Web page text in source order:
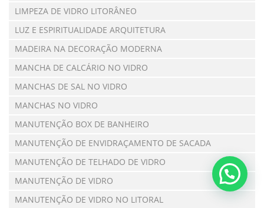
LIMPEZA DE VIDRO LITORÂNEO
LUZ E ESPIRITUALIDADE ARQUITETURA
MADEIRA NA DECORAÇÃO MODERNA
MANCHA DE CALCÁRIO NO VIDRO
MANCHAS DE SAL NO VIDRO
MANCHAS NO VIDRO
MANUTENÇÃO BOX DE BANHEIRO
MANUTENÇÃO DE ENVIDRAÇAMENTO DE SACADA
MANUTENÇÃO DE TELHADO DE VIDRO
MANUTENÇÃO DE VIDRO
MANUTENÇÃO DE VIDRO NO LITORAL